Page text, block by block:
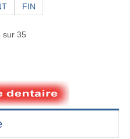
FIN
sur 35